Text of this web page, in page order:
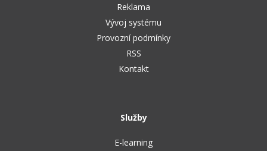
Reklama
Vývoj systému
Provozní podmínky
RSS
Kontakt
Služby
E-learning